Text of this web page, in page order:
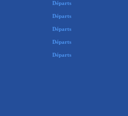
Départs
Départs
Départs
Départs
Départs